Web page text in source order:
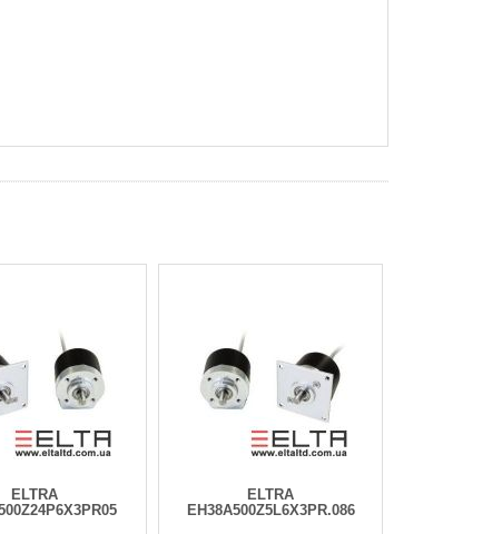
ELTRA
ELTRA
EH38A500Z5L6X3PR.086